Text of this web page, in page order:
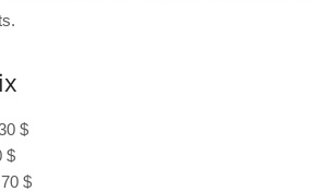
$
$
$